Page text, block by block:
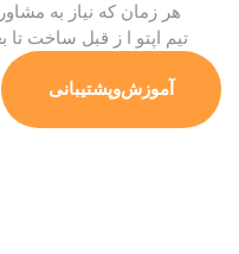
هر زمان که نیاز به
تیم اپتو ا ز قبل ساخت تا
آموزش‌وپشتیبانی